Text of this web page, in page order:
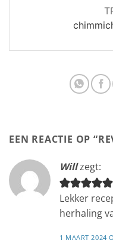
EEN REACTIE OP “
Willzegt:
Lekker
herhaling
1 MAART 2024